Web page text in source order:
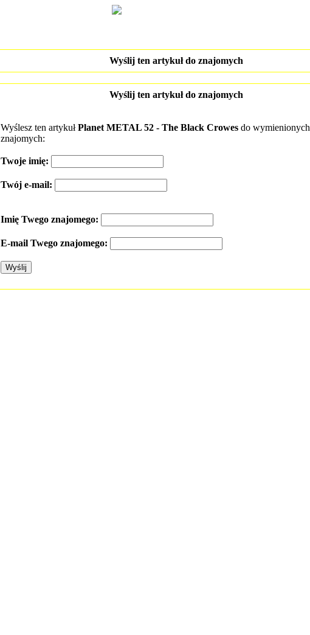
Wyślij ten artykuł do znajomych
Wyślij ten artykuł do znajomych
Wyślesz ten artykułPlanet METAL 52 - The Black Crowes do wymienionych
znajomych:
Twoje imię:
Twój e-mail:
Imię Twego znajomego:
E-mail Twego znajomego: